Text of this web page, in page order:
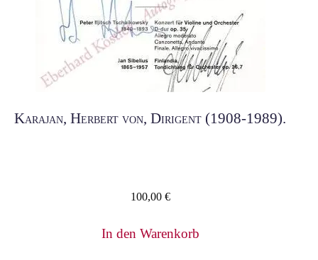
Karajan, Herbert von, Dirigent (1908-1989).
100,00 €
In den Warenkorb